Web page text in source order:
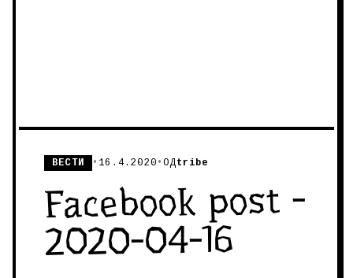
ВЕСТИ • 16.4.2020 •ОДtribe
Facebook post -
2020-04-16